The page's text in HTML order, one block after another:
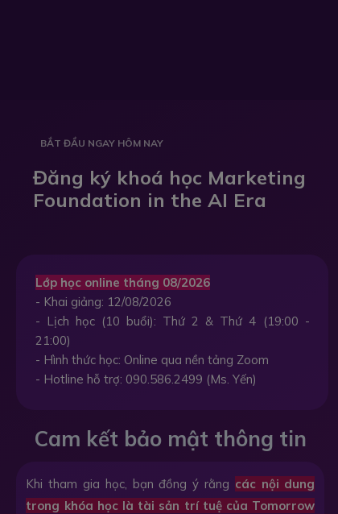
BẮT ĐẦU NGAY HÔM NAY
Đăng ký khoá học Marketing
Foundation in the AI Era
Lớp học online tháng 08/2026
- Khai giảng: 12/08/2026
- Lịch học (10 buổi): Thứ 2 & Thứ 4 (19:00 -
21:00)
- Hình thức học: Online qua nền tảng Zoom
- Hotline hỗ trợ: 090.586.2499 (Ms. Yến)
Khi tham gia học, bạn đồng ý rằng các nội dung
trong khóa học là tài sản trí tuệ của Tomorrow
Cam kết bảo mật thông tin